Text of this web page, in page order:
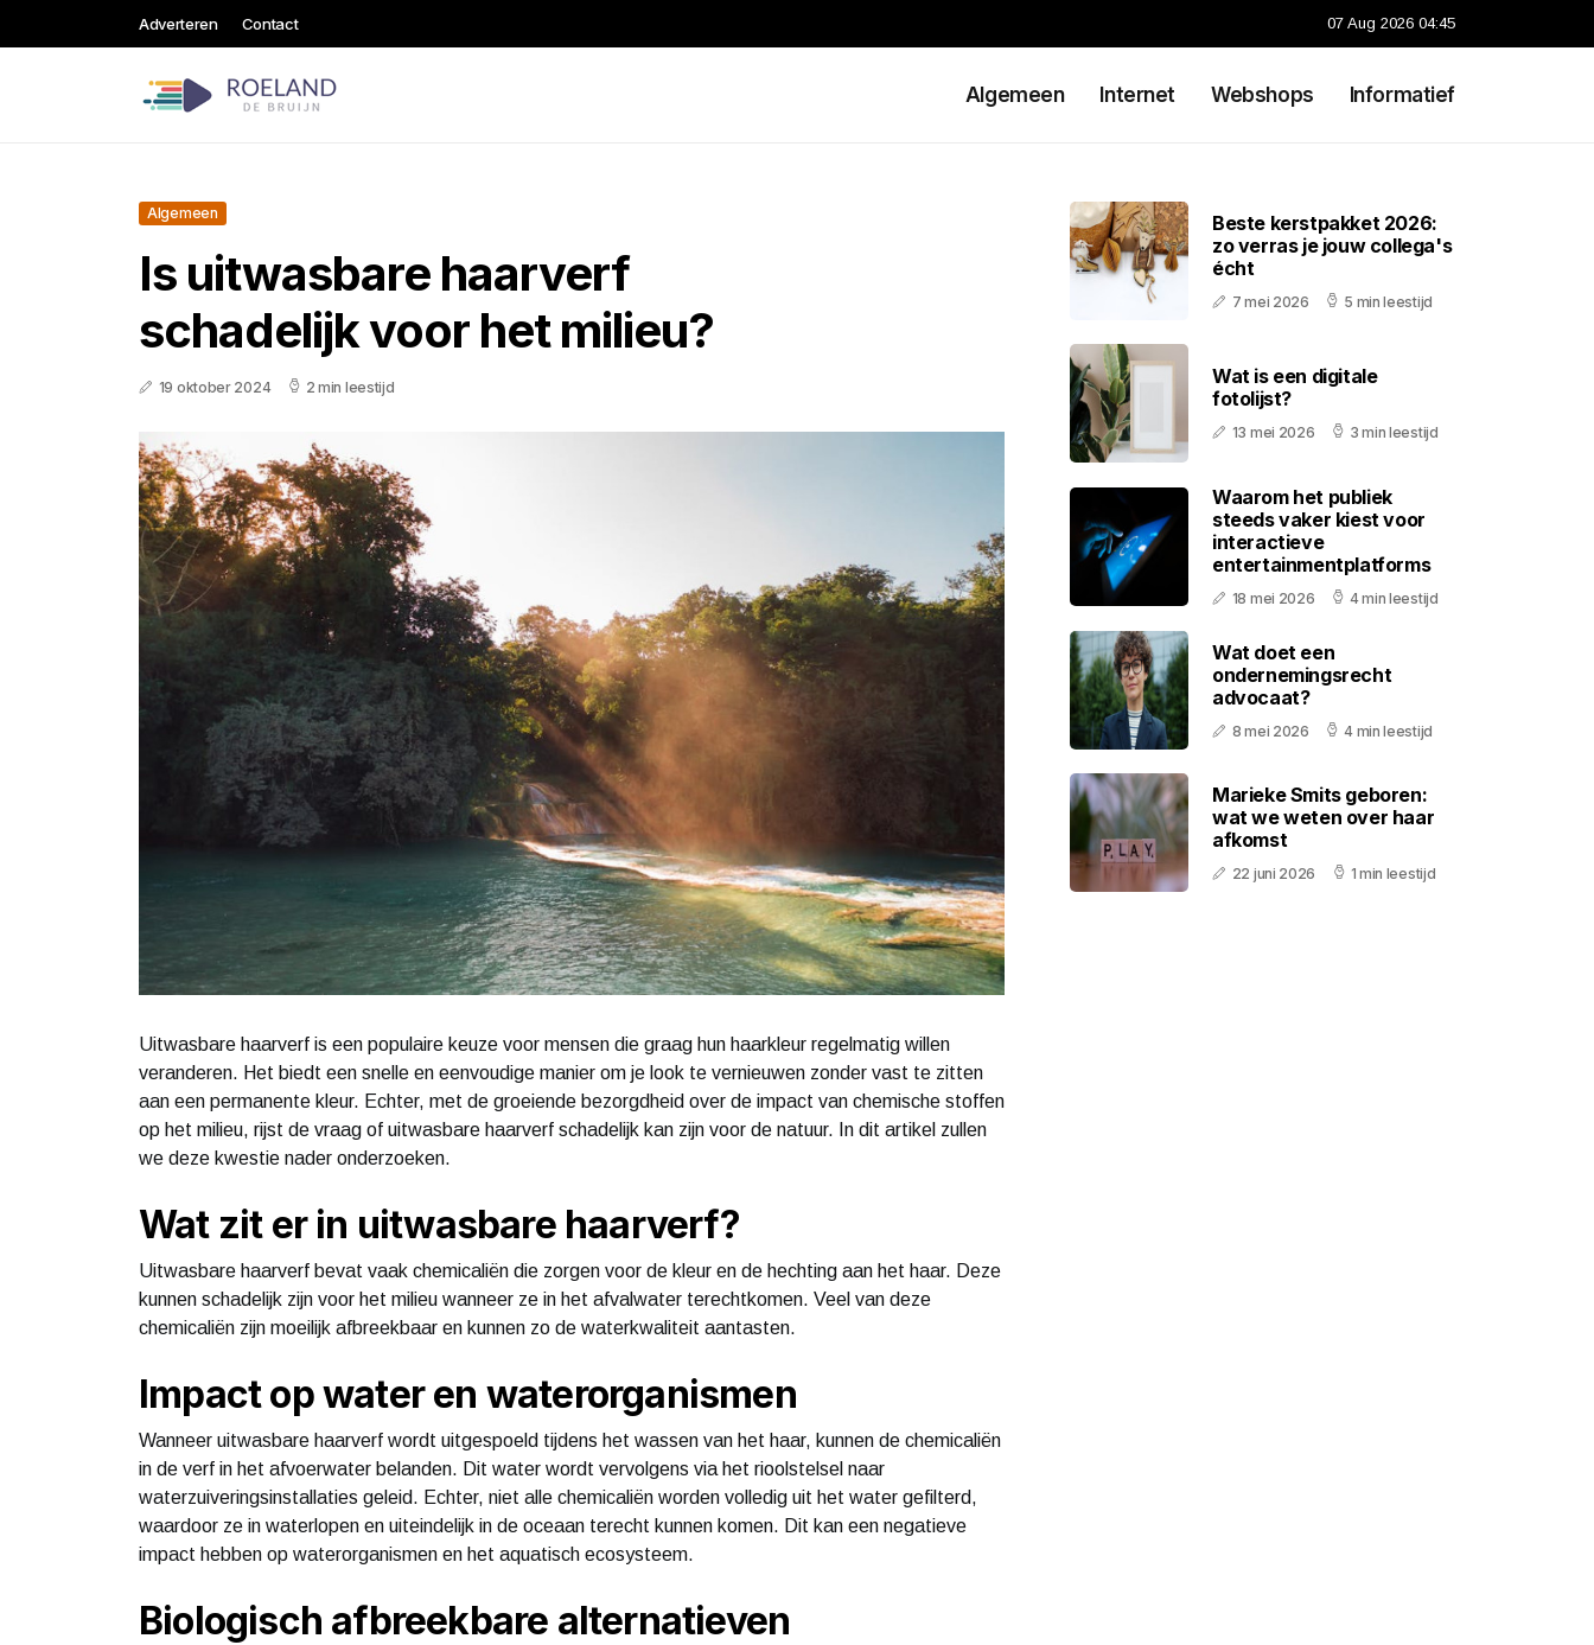
Adverteren Contact 07 Aug 2026 04:45
Algemeen Internet Webshops Informatief
Algemeen
Is uitwasbare haarverf
schadelijk voor het milieu?
19 oktober 2024 2 min leestijd
Uitwasbare haarverf is een populaire keuze voor mensen die graag hun haarkleur regelmatig willen
veranderen. Het biedt een snelle en eenvoudige manier om je look te vernieuwen zonder vast te zitten
aan een permanente kleur. Echter, met de groeiende bezorgdheid over de impact van chemische stoffen
op het milieu, rijst de vraag of uitwasbare haarverf schadelijk kan zijn voor de natuur. In dit artikel zullen
we deze kwestie nader onderzoeken.
Wat zit er in uitwasbare haarverf?
Uitwasbare haarverf bevat vaak chemicaliën die zorgen voor de kleur en de hechting aan het haar. Deze
kunnen schadelijk zijn voor het milieu wanneer ze in het afvalwater terechtkomen. Veel van deze
chemicaliën zijn moeilijk afbreekbaar en kunnen zo de waterkwaliteit aantasten.
Impact op water en waterorganismen
Wanneer uitwasbare haarverf wordt uitgespoeld tijdens het wassen van het haar, kunnen de chemicaliën
in de verf in het afvoerwater belanden. Dit water wordt vervolgens via het rioolstelsel naar
waterzuiveringsinstallaties geleid. Echter, niet alle chemicaliën worden volledig uit het water gefilterd,
waardoor ze in waterlopen en uiteindelijk in de oceaan terecht kunnen komen. Dit kan een negatieve
impact hebben op waterorganismen en het aquatisch ecosysteem.
Biologisch afbreekbare alternatieven
Beste kerstpakket 2026:
zo verras je jouw collega's
écht
7 mei 2026 5 min leestijd
Wat is een digitale
fotolijst?
13 mei 2026 3 min leestijd
Waarom het publiek
steeds vaker kiest voor
interactieve
entertainmentplatforms
18 mei 2026 4 min leestijd
Wat doet een
ondernemingsrecht
advocaat?
8 mei 2026 4 min leestijd
Marieke Smits geboren:
wat we weten over haar
afkomst
22 juni 2026 1 min leestijd